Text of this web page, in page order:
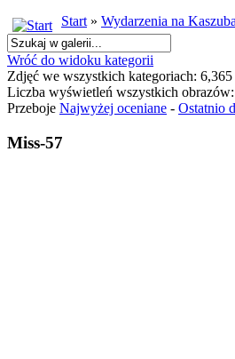
Start» Wydarzenia na
Wróć do widoku kategorii
Zdjęć we wszystkich kategoriach: 6,365
Liczba wyświetleń wszystkich
Przeboje Najwyżej oceniane - Ostatnio
Miss-57